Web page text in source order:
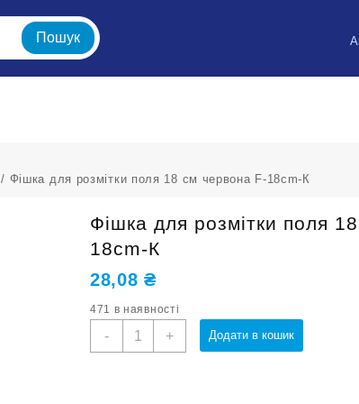
Пошук
/ Фішка для розмітки поля 18 см червона F-18cm-К
Фішка для розмітки поля
18cm-К
28,08₴
471 в наявності
-
Фішка
+ Додати в кошик